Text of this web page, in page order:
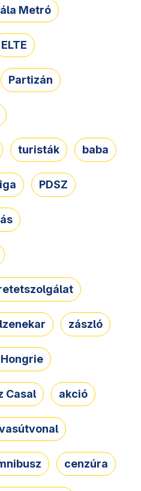
Metró
ELTE
Partizán
turisták baba
PDSZ
zászló
Casal akció
cenzúra